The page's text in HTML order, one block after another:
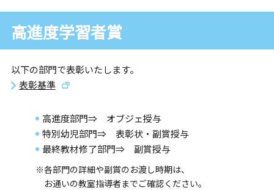
高進度学習者賞
以下の部門で表彰いたします。
表彰基準
高進度部門⇒ オブジェ授与
特別幼児部門⇒ 表彰状・副賞授与
最終教材修了部門⇒ 副賞授与
※各部門の詳細や副賞のお渡し時期は、
お通いの教室指導者までご確認ください。